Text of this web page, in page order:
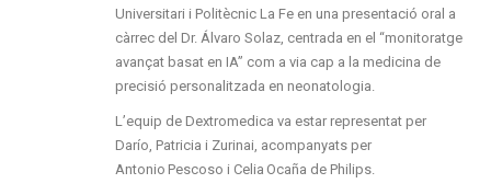
Universitari i Politècnic La Fe en una presentació oral a
càrrec del Dr. Álvaro Solaz, centrada en el “monitoratge
avançat basat en IA” com a via cap a la medicina de
precisió personalitzada en neonatologia.
L’equip de Dextromedica va estar representat per
Darío, Patricia i Zurinai, acompanyats per
Antonio Pescoso i Celia Ocaña de Philips.